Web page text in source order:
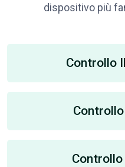
dispositivo più
Controllo
Controllo